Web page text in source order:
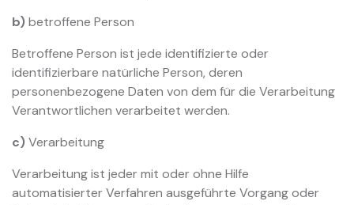
b)betroffene Person
Betroffene Person ist jede identifizierte oder
identifizierbare natürliche Person, deren
personenbezogene Daten von dem für die Verarbeitung
Verantwortlichen verarbeitet werden.
c)Verarbeitung
Verarbeitung ist jeder mit oder ohne Hilfe
automatisierter Verfahren ausgeführte Vorgang oder